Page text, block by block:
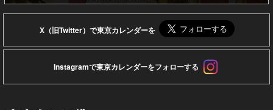
X（旧Twitter）で東京カレンダーを
Instagramで東京カレンダーをフォローする